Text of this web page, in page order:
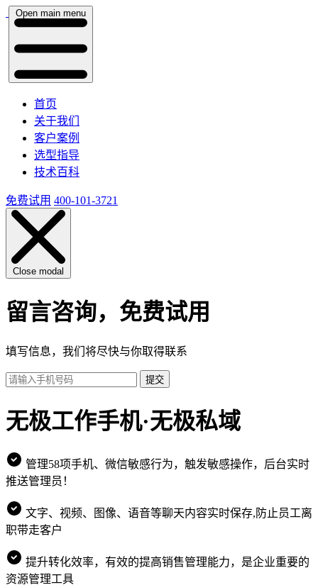
Open main menu
首页
关于我们
客户案例
选型指导
技术百科
免费试用 400-101-3721
Close modal
留言咨询，免费试用
填写信息，我们将尽快与你取得联系
提交
无极工作手机·无极私域
管理58项手机、微信敏感行为，触发敏感操作，后台实时
推送管理员！
文字、视频、图像、语音等聊天内容实时保存,防止员工离
职带走客户
提升转化效率，有效的提高销售管理能力，是企业重要的
资源管理工具